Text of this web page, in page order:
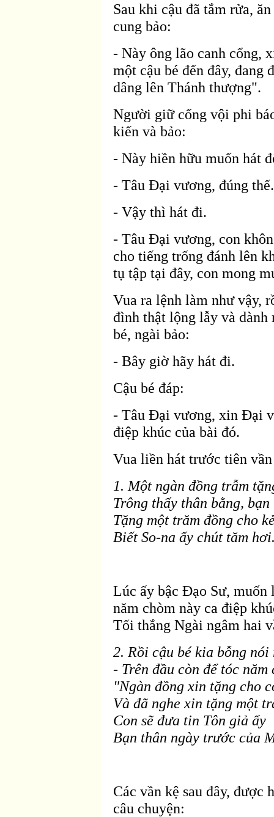
Sau khi cậu đã tắm rửa,
cung bảo:
- Này ông lão canh cổng,
một cậu bé đến đây, đang
dâng lên Thánh thượng".
Người giữ cổng vội phi
kiến và bảo:
- Này hiền hữu muốn hát
- Tâu Ðại vương, đúng thế.
- Vậy thì hát đi.
- Tâu Ðại vương, con
cho tiếng trống đánh lên
tụ tập tại đây, con mong
Vua ra lệnh làm như vậy,
đình thật lộng lẫy và
bé, ngài bảo:
- Bây giờ hãy hát đi.
Cậu bé đáp:
- Tâu Ðại vương, xin Ðại
điệp khúc của bài đó.
Vua liền hát trước tiên
1. Một ngàn đồng trẫm
Trông thấy thân bằng,
Tặng một trăm đồng cho
Biết So-na ấy chút tăm
Lúc ấy bậc Ðạo Sư, muốn
năm chòm này ca điệp
Tối thắng Ngài ngâm hai
2. Rồi cậu bé kia bỗng nói
- Trên đầu còn để tóc năm
"Ngàn đồng xin tặng cho
Và đã nghe xin tặng một tr
Con sẽ đưa tin Tôn giả ấy
Bạn thân ngày trước của
Các vần kệ sau đây, được
câu chuyện: